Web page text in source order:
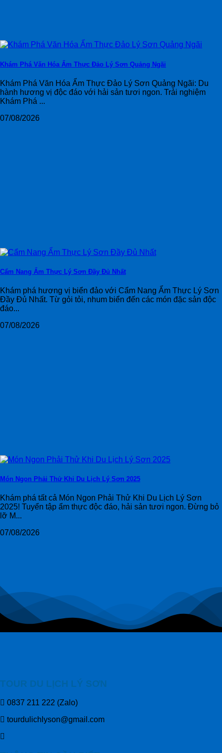
Khám Phá Văn Hóa Ẩm Thực Đảo Lý Sơn Quảng Ngãi
Khám Phá Văn Hóa Ẩm Thực Đảo Lý Sơn Quảng Ngãi: Du
hành hương vị độc đáo với hải sản tươi ngon. Trải nghiệm
Khám Phá ...
07/08/2026
Cẩm Nang Ẩm Thực Lý Sơn Đầy Đủ Nhất
Khám phá hương vị biển đảo với Cẩm Nang Ẩm Thực Lý Sơn
Đầy Đủ Nhất. Từ gỏi tỏi, nhum biển đến các món đặc sản độc
đáo...
07/08/2026
Món Ngon Phải Thử Khi Du Lịch Lý Sơn 2025
Khám phá tất cả Món Ngon Phải Thử Khi Du Lịch Lý Sơn
2025! Tuyển tập ẩm thực độc đáo, hải sản tươi ngon. Đừng bỏ
lỡ M...
07/08/2026
TOUR DU LỊCH LÝ SƠN
0837 211 222 (Zalo)
tourdulichlyson@gmail.com